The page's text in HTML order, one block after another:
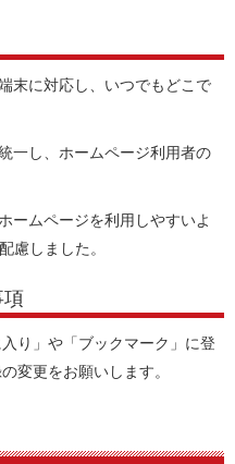
末に対応し、いつでもどこで
一し、ホームページ利用者の
ームページを利用しやすいよ
慮しました。
項
り」や「ブックマーク」に登
変更をお願いします。